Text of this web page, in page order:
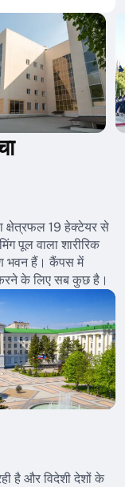
क्षेत्रफल 19 हेक्टेयर से
पूल वाला शारीरिक
भवन हैं। कैंपस में
के लिए सब कुछ है।
है और विदेशी देशों के